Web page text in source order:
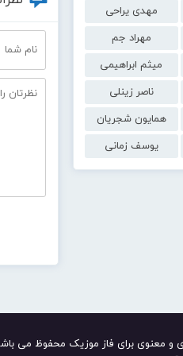
مهدی یراحی
مهراد جم
میثم ابراهیمی
ناصر زینلی
همایون شجریان
یوسف زمانی
و معنوی برای فاز موزیک محفوظ می